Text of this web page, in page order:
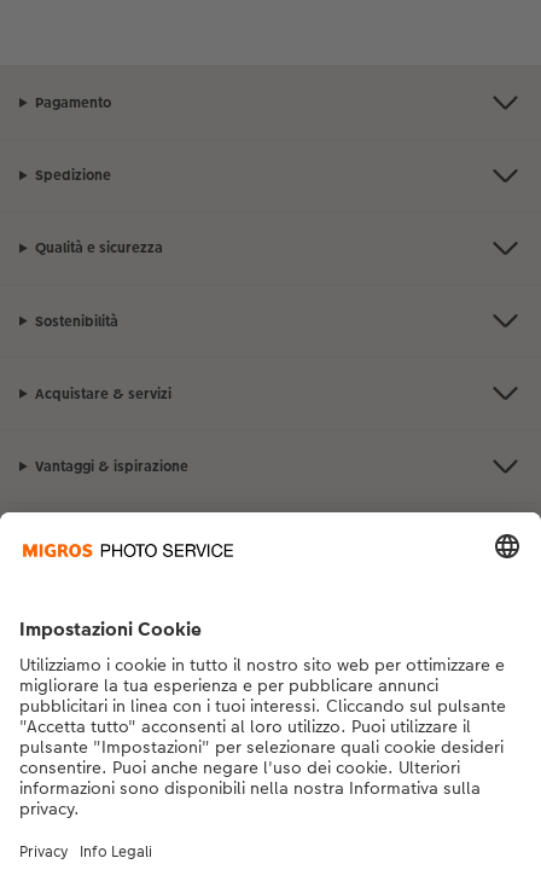
Pagamento
Spedizione
Qualità e sicurezza
Sostenibilità
Acquistare & servizi
Vantaggi & ispirazione
Se hai domande sui prodotti o sull'ordine, non esitare a contattarci dal
lunedì alla domenica dalle 9:00 alle 20:00 (esclusi i giorni festivi) al
numero di telefono043 5500 292 dal lunedì alla domenica, dalle 9:00 alle
20:00 (festività escluse)
DE|FR|IT